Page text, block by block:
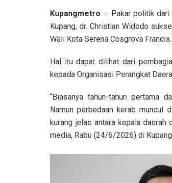
Kupangmetro — Pakar politik dari
Kupang, dr. Christian Widodo
Wali Kota Serena Cosgrova Francis.
Hal itu dapat dilihat dari
kepada Organisasi Perangkat
“Biasanya tahun-tahun pertama
Namun perbedaan kerab muncul
kurang jelas antara kepala daerah
media, Rabu (24/6/2026) di